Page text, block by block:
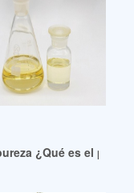
99,5 % Ftalato de
¿Qué es el